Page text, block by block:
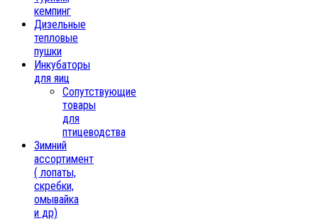
кемпинг
Дизельные
тепловые
пушки
Инкубаторы
для яиц
Сопутствующие
товары
для
птицеводства
Зимний
ассортимент
( лопаты,
скребки,
омывайка
и др)